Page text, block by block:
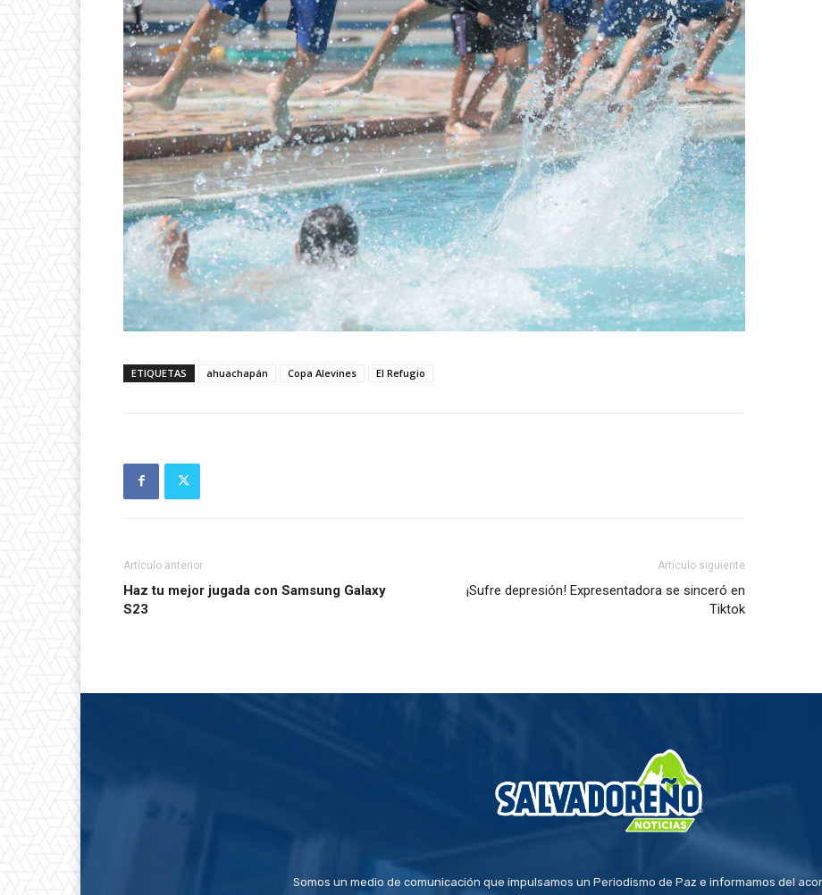
ETIQUETAS ahuachapán Copa Alevines El Refugio
Artículo anterior
Haz tu mejor jugada con Samsung Galaxy
S23
Artículo siguiente
¡Sufre depresión! Expresentadora se sinceró en
Tiktok
Somos un medio de comunicación que impulsamos un Periodismo de Paz e informamos del